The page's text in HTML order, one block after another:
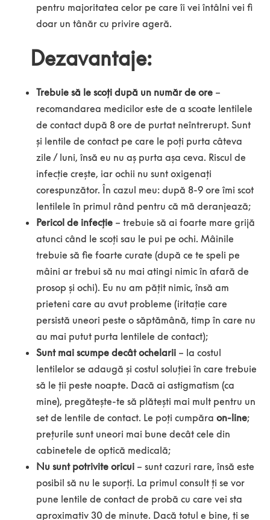
pentru majoritatea celor pe care îi vei întâlni vei fi
doar un tânăr cu privire ageră.
Dezavantaje:
Trebuie să le scoți după un număr de ore –
recomandarea medicilor este de a scoate lentilele
de contact după 8 ore de purtat neîntrerupt. Sunt
și lentile de contact pe care le poți purta câteva
zile / luni, însă eu nu aș purta așa ceva. Riscul de
infecție crește, iar ochii nu sunt oxigenați
corespunzător. În cazul meu: după 8-9 ore îmi scot
lentilele în primul rând pentru că mă deranjează;
Pericol de infecție – trebuie să ai foarte mare grijă
atunci când le scoți sau le pui pe ochi. Mâinile
trebuie să fie foarte curate (după ce te speli pe
mâini ar trebui să nu mai atingi nimic în afară de
prosop și ochi). Eu nu am pățit nimic, însă am
prieteni care au avut probleme (iritație care
persistă uneori peste o săptămână, timp în care nu
au mai putut purta lentilele de contact);
Sunt mai scumpe decât ochelarii – la costul
lentilelor se adaugă și costul soluției în care trebuie
să le ții peste noapte. Dacă ai astigmatism (ca
mine), pregătește-te să plătești mai mult pentru un
set de lentile de contact. Le poți cumpăra on-line;
prețurile sunt uneori mai bune decât cele din
cabinetele de optică medicală;
Nu sunt potrivite oricui – sunt cazuri rare, însă este
posibil să nu le suporți. La primul consult ți se vor
pune lentile de contact de probă cu care vei sta
aproximativ 30 de minute. Dacă totul e bine, ți se